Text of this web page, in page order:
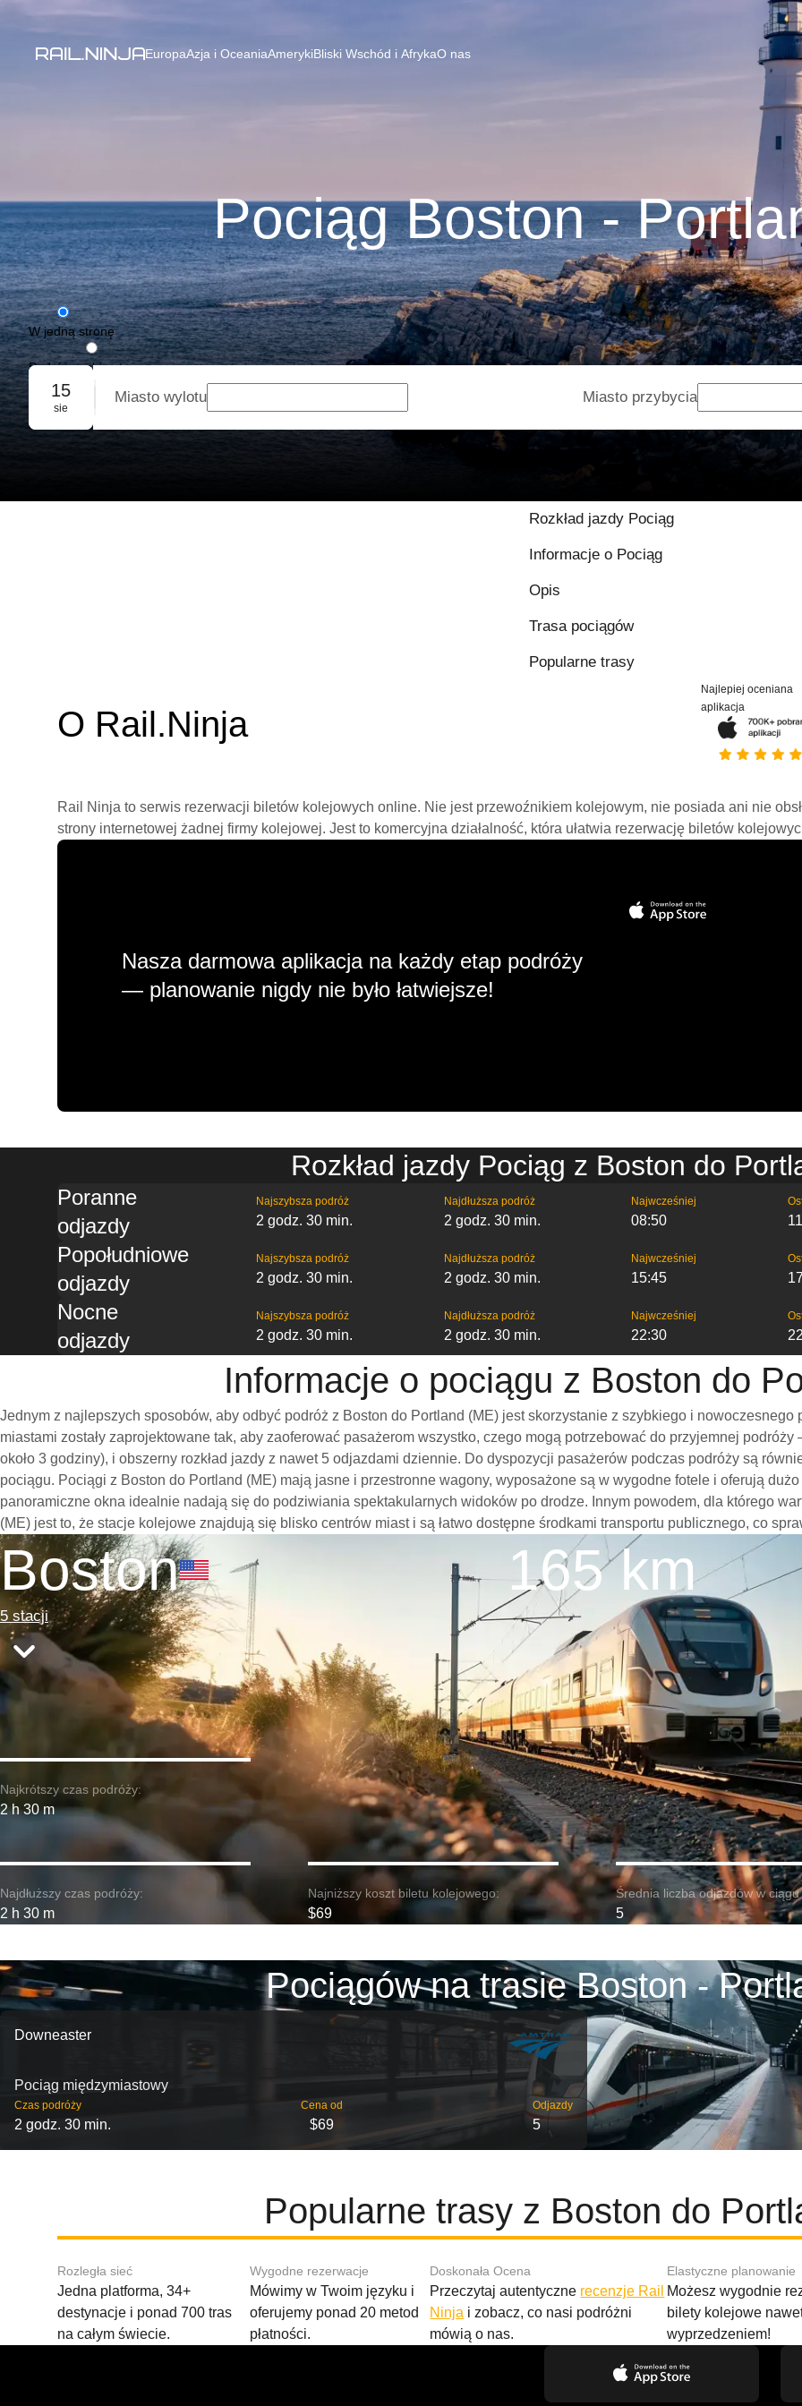
EuropaAzja i OceaniaAmerykiBliski Wschód i AfrykaO nas
Pociąg Boston -
W jedną stronę
Podróż w obie strony
Rezerwacja grupowa
15
sie
Miasto wylotu Miasto przybycia
Rozkład jazdy Pociąg
Informacje o Pociąg
Opis
Trasa pociągów
Popularne trasy
O Rail.Ninja
Najlepiej oceniana
aplikacja
Rail Ninja to serwis rezerwacji biletów kolejowych online. Nie jest przewoźnikiem kolejowym, nie posiada ani nie
strony internetowej żadnej firmy kolejowej. Jest to komercyjna działalność, która ułatwia rezerwację biletów
Nasza darmowa aplikacja na każdy etap podróży
— planowanie nigdy nie było łatwiejsze!
Rozkład jazdy Pociąg z Boston do
Poranne
odjazdy
Najszybsza podróż
2 godz. 30 min.
Najdłuższa podróż
2 godz. 30 min.
Najwcześniej
08:50
Popołudniowe
odjazdy
Najszybsza podróż
2 godz. 30 min.
Najdłuższa podróż
2 godz. 30 min.
Najwcześniej
15:45
Nocne
odjazdy
Najszybsza podróż
2 godz. 30 min.
Najdłuższa podróż
2 godz. 30 min.
Najwcześniej
22:30
Informacje o pociągu z Boston do
Jednym z najlepszych sposobów, aby odbyć podróż z Boston do Portland (ME) jest skorzystanie z szybkiego i
miastami zostały zaprojektowane tak, aby zaoferować pasażerom wszystko, czego mogą potrzebować do przyjemnej
około 3 godziny), i obszerny rozkład jazdy z nawet 5 odjazdami dziennie. Do dyspozycji pasażerów podczas podróży są
pociągu. Pociągi z Boston do Portland (ME) mają jasne i przestronne wagony, wyposażone są w wygodne fotele i oferują
panoramiczne okna idealnie nadają się do podziwiania spektakularnych widoków po drodze. Innym powodem, dla którego
(ME) jest to, że stacje kolejowe znajdują się blisko centrów miast i są łatwo dostępne środkami transportu publicznego, co
Boston
5 stacji
165 km
Najkrótszy czas podróży:
2 h 30 m
Najdłuższy czas podróży:
2 h 30 m
Najniższy koszt biletu kolejowego:
$69
Średnia liczba odjazdów w
5
Pociągów na trasie Boston -
Downeaster
Pociąg międzymiastowy
Czas podróży
2 godz. 30 min.
Cena od
$69
Odjazdy
5
Popularne trasy z Boston do
8.9 / 10 na
Rozległa sieć
Jedna platforma, 34+
destynacje i ponad 700 tras
na całym świecie.
Wygodne rezerwacje
Mówimy w Twoim języku i
oferujemy ponad 20 metod
płatności.
Doskonała Ocena
Przeczytaj autentyczne recenzje Rail
Ninja i zobacz, co nasi podróżni
mówią o nas.
Elastyczne planowanie
Możesz wygodnie
bilety kolejowe
wyprzedzeniem!